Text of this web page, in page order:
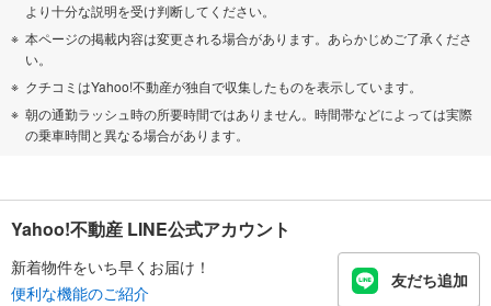
より十分な説明を受け判断してください。
本ページの掲載内容は変更される場合があります。あらかじめご了承くださ
い。
クチコミはYahoo!不動産が独自で収集したものを表示しています。
朝の通勤ラッシュ時の所要時間ではありません。時間帯などによっては実際
の乗車時間と異なる場合があります。
Yahoo!不動産 LINE公式アカウント
新着物件をいち早くお届け！
便利な機能のご紹介
友だち追加